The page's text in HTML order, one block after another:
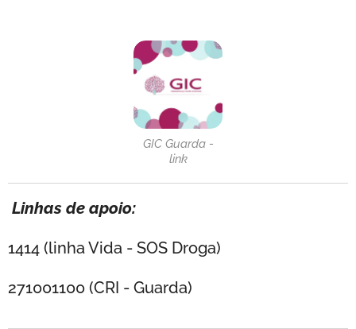
GIC Guarda -
link
Linhas de apoio:
1414 (linha Vida - SOS Droga)
271001100 (CRI - Guarda)